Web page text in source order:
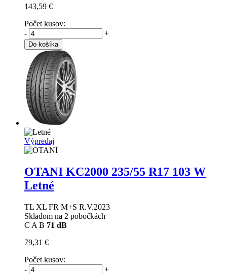
143,59 €
Počet kusov:
-
+
Do košíka
Výpredaj
OTANI KC2000 235/55 R17 103 W
Letné
TL XL FR M+S R.V.2023
Skladom na 2 pobočkách
C A B 71 dB
79,31 €
Počet kusov:
-
+